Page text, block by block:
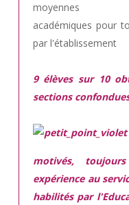
moyennes
académiques pour
par l'établissement
9 élèves sur 10
sections
motivés,toujours
expérience au
habilités par